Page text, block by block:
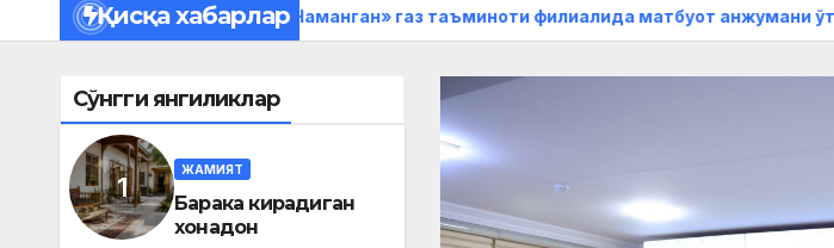
Қисқа хабарлар
«Ҳудудгаз Наманган» газ таъминоти филиалида матбуот анжумани ўтказилди
Сўнгги янгиликлар
ЖАМИЯТ
Барака кирадиган
хонадон